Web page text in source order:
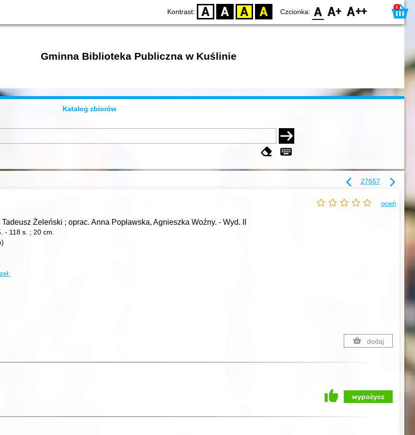
Kontrast: D BW YB BY Czcionka: F0 F1 F2 0
Gminna Biblioteka Publiczna w Kuślinie
Katalog zbiorów
27657
oceń
Tadeusz Żeleński ; oprac. Anna Popławska, Agnieszka Woźny.- Wyd. II
- 118 s. ; 20 cm.
dodaj
wypożycz